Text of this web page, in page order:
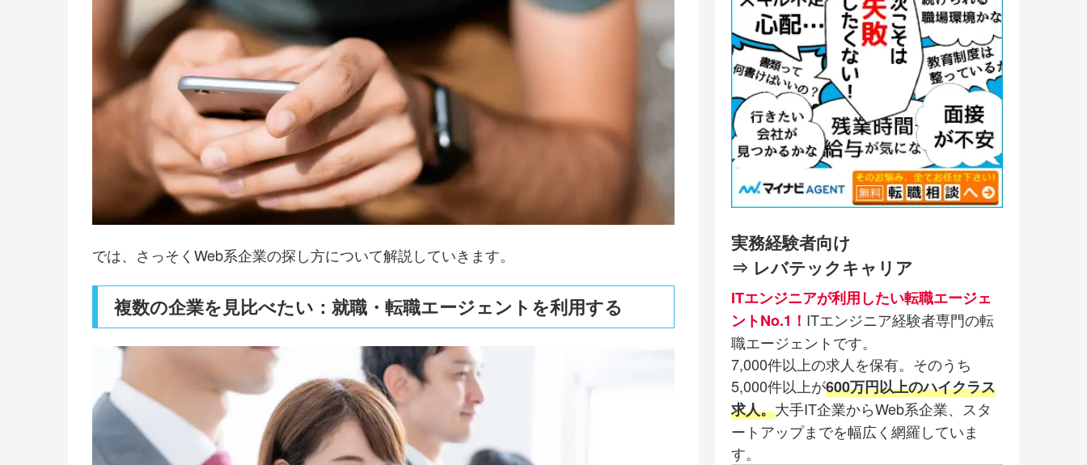
では、さっそくWeb系企業の探し方について解説していきます。
複数の企業を見比べたい：就職・転職エージェントを利用する
実務経験者向け
⇒ レバテックキャリア
ITエンジニアが利用したい転職エージェ
ントNo.1！ ITエンジニア経験者専門の転
職エージェントです。
7,000件以上の求人を保有。そのうち
5,000件以上が600万円以上のハイクラス
求人。大手IT企業からWeb系企業、スタ
ートアップまでを幅広く網羅していま
す。